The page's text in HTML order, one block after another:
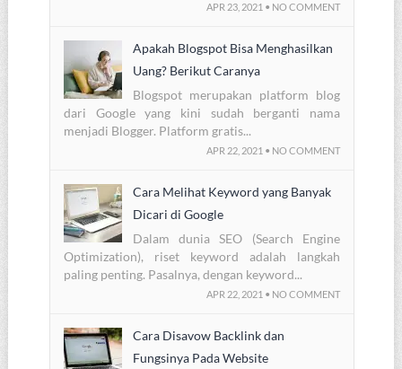
APR 23, 2021 • NO COMMENT
Apakah Blogspot Bisa Menghasilkan
Uang? Berikut Caranya
Blogspot merupakan platform blog
dari Google yang kini sudah berganti nama
menjadi Blogger. Platform gratis...
APR 22, 2021 • NO COMMENT
Cara Melihat Keyword yang Banyak
Dicari di Google
Dalam dunia SEO (Search Engine
Optimization), riset keyword adalah langkah
paling penting. Pasalnya, dengan keyword...
APR 22, 2021 • NO COMMENT
Cara Disavow Backlink dan
Fungsinya Pada Website